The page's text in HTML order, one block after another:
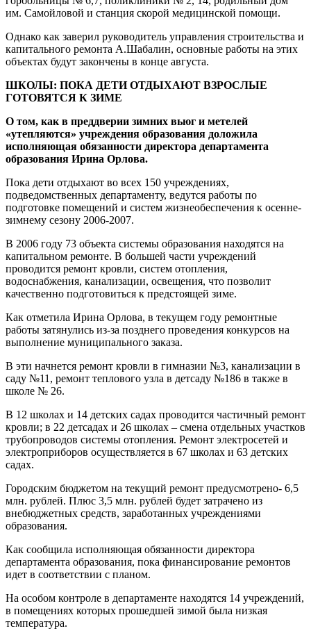
им. Самойловой и станция скорой медицинской помощи.
Однако как заверил руководитель управления строительства и
капитального ремонта А.Шабалин, основные работы на этих
объектах будут закончены в конце августа.
ШКОЛЫ: ПОКА ДЕТИ ОТДЫХАЮТ ВЗРОСЛЫЕ
ГОТОВЯТСЯ К ЗИМЕ
О том, как в преддверии зимних вьюг и метелей
«утепляются» учреждения образования доложила
исполняющая обязанности директора департамента
образования Ирина Орлова.
Пока дети отдыхают во всех 150 учреждениях,
подведомственных департаменту, ведутся работы по
подготовке помещений и систем жизнеобеспечения к осенне-
зимнему сезону 2006-2007.
В 2006 году 73 объекта системы образования находятся на
капитальном ремонте. В большей части учреждений
проводится ремонт кровли, систем отопления,
водоснабжения, канализации, освещения, что позволит
качественно подготовиться к предстоящей зиме.
Как отметила Ирина Орлова, в текущем году ремонтные
работы затянулись из-за позднего проведения конкурсов на
выполнение муниципального заказа.
В эти начнется ремонт кровли в гимназии №3, канализации в
саду №11, ремонт теплового узла в детсаду №186 в также в
школе № 26.
В 12 школах и 14 детских садах проводится частичный ремонт
кровли; в 22 детсадах и 26 школах – смена отдельных участков
трубопроводов системы отопления. Ремонт электросетей и
электроприборов осуществляется в 67 школах и 63 детских
садах.
Городским бюджетом на текущий ремонт предусмотрено- 6,5
млн. рублей. Плюс 3,5 млн. рублей будет затрачено из
внебюджетных средств, заработанных учреждениями
образования.
Как сообщила исполняющая обязанности директора
департамента образования, пока финансирование ремонтов
идет в соответствии с планом.
На особом контроле в департаменте находятся 14 учреждений,
в помещениях которых прошедшей зимой была низкая
температура.